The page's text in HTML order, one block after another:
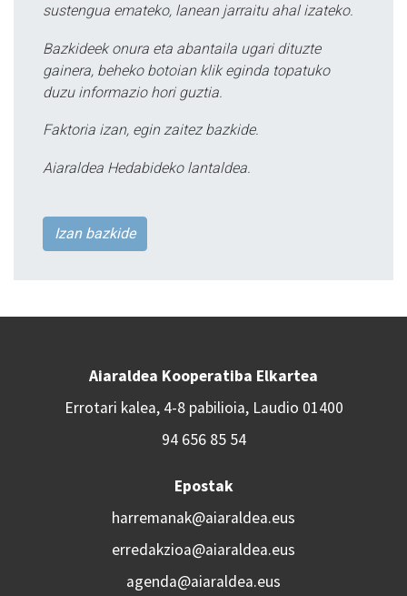
sustengua emateko, lanean jarraitu ahal izateko.
Bazkideek onura eta abantaila ugari dituzte
gainera, beheko botoian klik eginda topatuko
duzu informazio hori guztia.
Faktoria izan, egin zaitez bazkide.
Aiaraldea Hedabideko lantaldea.
Izan bazkide
Aiaraldea Kooperatiba Elkartea
Errotari kalea, 4-8 pabilioia, Laudio 01400
94 656 85 54
Epostak
harremanak@aiaraldea.eus
erredakzioa@aiaraldea.eus
agenda@aiaraldea.eus